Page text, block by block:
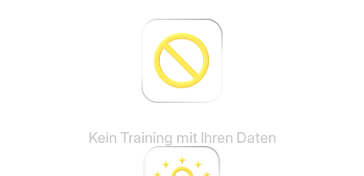
Kein Training mit Ihren Daten